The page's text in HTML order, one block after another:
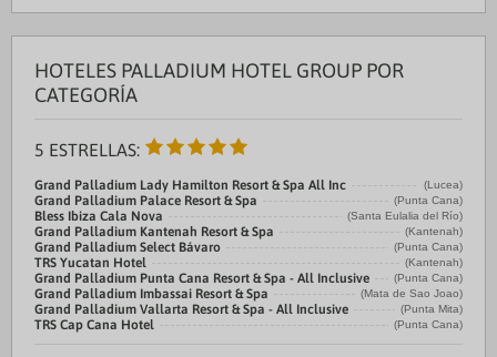
HOTELES PALLADIUM HOTEL GROUP POR
CATEGORÍA
5 ESTRELLAS:
Grand Palladium Lady Hamilton Resort & Spa All Inc (Lucea)
Grand Palladium Palace Resort & Spa (Punta Cana)
Bless Ibiza Cala Nova (Santa Eulalia del Río)
Grand Palladium Kantenah Resort & Spa (Kantenah)
Grand Palladium Select Bávaro (Punta Cana)
TRS Yucatan Hotel (Kantenah)
Grand Palladium Punta Cana Resort & Spa - All Inclusive (Punta Cana)
Grand Palladium Imbassai Resort & Spa (Mata de Sao Joao)
Grand Palladium Vallarta Resort & Spa - All Inclusive (Punta Mita)
TRS Cap Cana Hotel (Punta Cana)